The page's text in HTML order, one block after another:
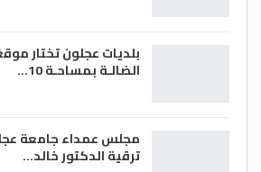
بلديات عجلون تختار
الضالـة بمساحـة 10…
مجلس عمداء جامعة
ترقية الدكتور خالد…